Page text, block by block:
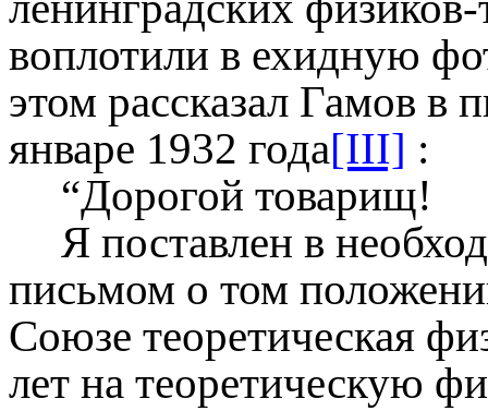
воплотили в ехидную
этом рассказал Гамов в
январе 1932 года[III] :
“Дорогой товарищ!
Я поставлен в
письмом о том
Союзе теоретическая
лет на теоретическую